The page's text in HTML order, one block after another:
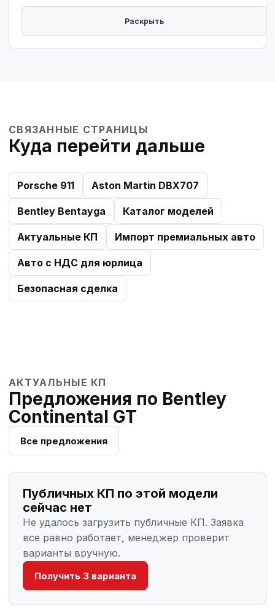
СВЯЗАННЫЕ СТРАНИЦЫ
Куда перейти дальше
Porsche 911 Aston Martin DBX707
Bentley Bentayga Каталог моделей
Актуальные КП Импорт премиальных авто
Авто с НДС для юрлица
Безопасная сделка
АКТУАЛЬНЫЕ КП
Предложения по Bentley
Continental GT
Все предложения
Публичных КП по этой модели
сейчас нет
Не удалось загрузить публичные КП. Заявка
все равно работает, менеджер проверит
варианты вручную.
Получить 3 варианта